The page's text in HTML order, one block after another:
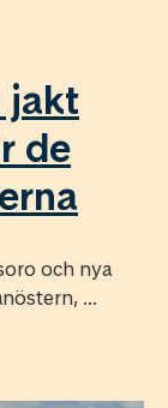
jakt
de
och nya
...